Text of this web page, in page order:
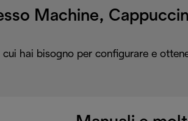
Machine,
cui hai bisogno per configurare e